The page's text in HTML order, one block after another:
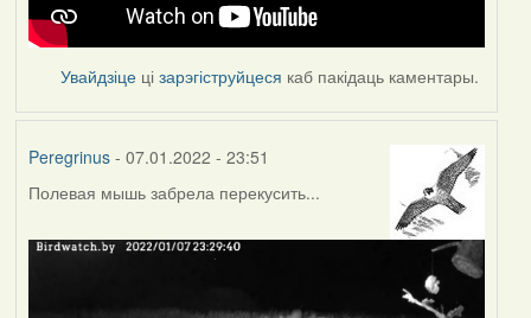
Увайдзіце цізарэгіструйцеся каб пакідаць каментары.
Peregrinus- 07.01.2022 - 23:51
Полевая мышь забрела перекусить...